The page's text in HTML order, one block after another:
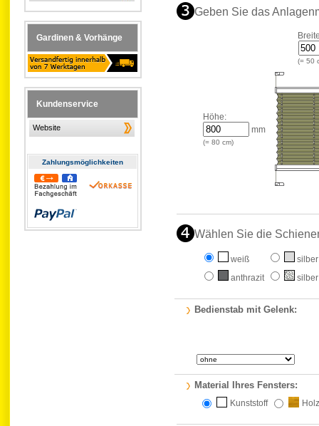
Gardinen & Vorhänge
Kundenservice
Website
Zahlungs­möglichkeiten
Geben Sie das
(=50
Höhe:
mm
(= 80 cm)
Wählen Sie die
weiß
silber
anthrazit
Bedienstab mit Gelenk:
Material Ihres Fensters:
Kunststoff Holz